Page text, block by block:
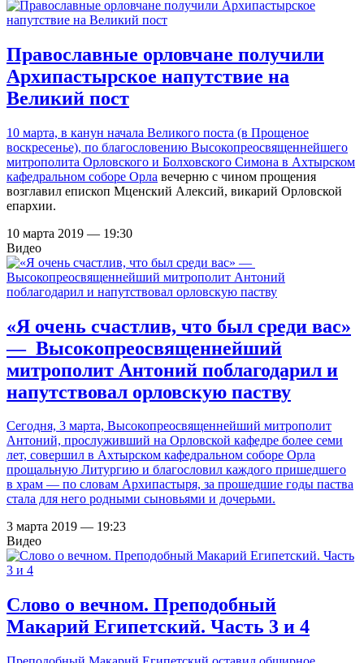
Православные орловчане получили
Архипастырское напутствие на
Великий пост
10 марта, в канун начала Великого поста (в Прощеное
воскресенье), по благословению Высокопреосвященнейшего
митрополита Орловского и Болховского Симона в Ахтырском
кафедральном соборе Орла вечерню с чином прощения
возглавил епископ Мценский Алексий, викарий Орловской
епархии.
10 марта 2019 — 19:30
Видео
«Я очень счастлив, что был среди вас»
— Высокопреосвященнейший
митрополит Антоний поблагодарил и
напутствовал орловскую паству
Сегодня, 3 марта, Высокопреосвященнейший митрополит
Антоний, прослуживший на Орловской кафедре более семи
лет, совершил в Ахтырском кафедральном соборе Орла
прощальную Литургию и благословил каждого пришедшего
в храм — по словам Архипастыря, за прошедшие годы паства
стала для него родными сыновьями и дочерьми.
3 марта 2019 — 19:23
Видео
Слово о вечном. Преподобный
Макарий Египетский. Часть 3 и 4